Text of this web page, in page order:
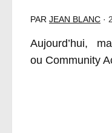
PAR JEAN BLANC ·
Aujourd’hui,
ou Community